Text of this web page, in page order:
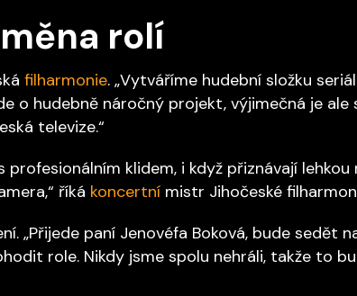
rolí
filharmonie. „Vytváříme hudební složku
o hudebně náročný projekt, výjimečná je ale
televize.“
profesionálním klidem, i když přiznávají
říká koncertní mistr Jihočeské
„Přijede paní Jenovéfa Boková, bude sedět
role. Nikdy jsme spolu nehráli, takže to